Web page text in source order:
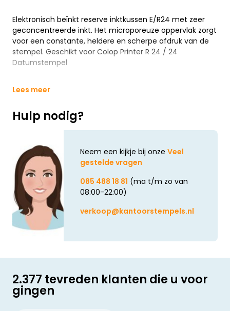
Elektronisch beïnkt reserve inktkussen E/R24 met zeer
geconcentreerde inkt. Het microporeuze oppervlak zorgt
voor een constante, heldere en scherpe afdruk van de
stempel. Geschikt voor Colop Printer R 24 / 24
Datumstempel
Lees meer
Hulp nodig?
Neem een kijkje bij onze Veel
gestelde vragen
085 488 18 81 (ma t/m zo van
08:00-22:00)
verkoop@kantoorstempels.nl
2.377 tevreden klanten die u voor
gingen